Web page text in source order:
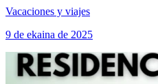
Vacaciones y viajes
9 de ekaina de 2025